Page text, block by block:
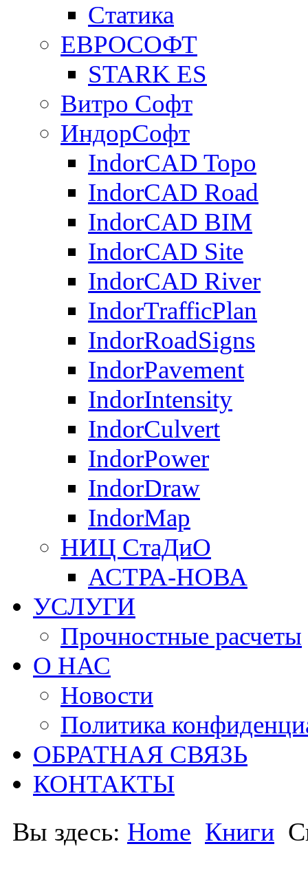
Статика
ЕВРОСОФТ
STARK ES
Витро Софт
ИндорСофт
IndorCAD Topo
IndorCAD Road
IndorCAD BIM
IndorCAD Site
IndorCAD River
IndorTrafficPlan
IndorRoadSigns
IndorPavement
IndorIntensity
IndorCulvert
IndorPower
IndorDraw
IndorMap
НИЦ СтаДиО
АСТРА-НОВА
УСЛУГИ
Прочностные расчеты
О НАС
Новости
Политика
ОБРАТНАЯ СВЯЗЬ
КОНТАКТЫ
Вы здесь: Home Книги